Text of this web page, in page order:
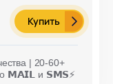
Купить
| 20-60+
𝗠𝗔𝗜𝗟 и 𝗦𝗠𝗦⚡️